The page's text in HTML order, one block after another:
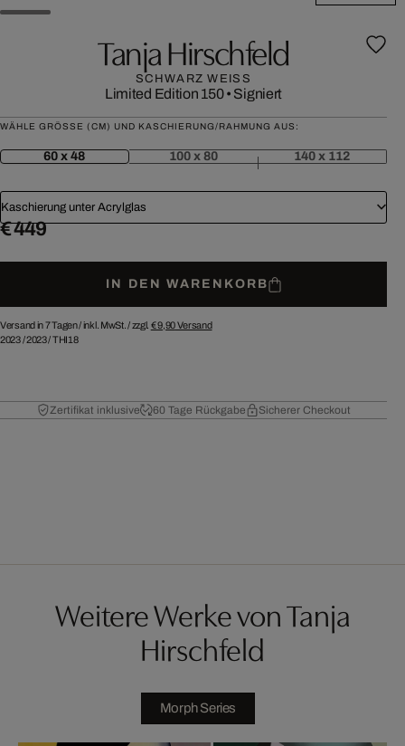
Tanja Hirschfeld
SCHWARZ WEISS
Limited Edition 150• Signiert
WÄHLE GRÖSSE (CM) UND KASCHIERUNG/RAHMUNG AUS:
60 x 48 100 x 80 140 x 112
Kaschierung unter Acrylglas
€ 449
IN DEN WARENKORB
Versand in 7 Tagen /inkl. MwSt. / zzgl. € 9,90Versand
2023/2023/THI18
Zertifikat inklusive 60 Tage Rückgabe Sicherer Checkout
Weitere Werke von Tanja
Hirschfeld
Morph Series